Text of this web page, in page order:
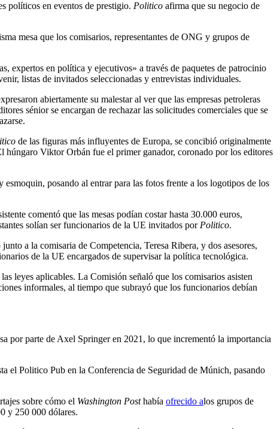
políticos en eventos de prestigio. Politico afirma que su negocio de
mesa que los comisarios, representantes de ONG y grupos de
expertos en política y ejecutivos» a través de paquetes de patrocinio
listas de invitados seleccionadas y entrevistas individuales.
abiertamente su malestar al ver que las empresas petroleras
sénior se encargan de rechazar las solicitudes comerciales que se
de las figuras más influyentes de Europa, se concibió originalmente
húngaro Viktor Orbán fue el primer ganador, coronado por los editores
posando al entrar para las fotos frente a los logotipos de los
comentó que las mesas podían costar hasta 30.000 euros,
solían ser funcionarios de la UE invitados porPolitico.
a la comisaria de Competencia, Teresa Ribera, y dos asesores,
de la UE encargados de supervisar la política tecnológica.
leyes aplicables. La Comisión señaló que los comisarios asisten
informales, al tiempo que subrayó que los funcionarios debían
por parte de Axel Springer en 2021, lo que incrementó la importancia
el Politico Pub en la Conferencia de Seguridad de Múnich, pasando
sobre cómo el Washington Posthabía ofrecido alos grupos de
y 250 000 dólares.